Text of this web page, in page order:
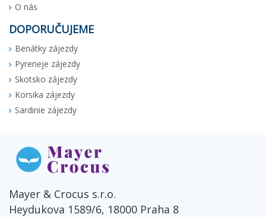
O nás
DOPORUČUJEME
Benátky zájezdy
Pyreneje zájezdy
Skotsko zájezdy
Korsika zájezdy
Sardinie zájezdy
Mayer & Crocus s.r.o.
Heydukova 1589/6, 18000 Praha 8